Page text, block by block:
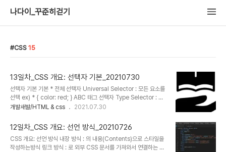
나다이_꾸준히걷기
CSS 15
13일차_CSS 개요: 선택자 기본_20210730
선택자 기본 기본 * 전체 선택자 Universal Selector : 모든 요소를
선택 ex) * { color: red; } ABC 태그 선택자 Type Selector : 태
그 이름이 ABC인 요소 선택 ex) li { color: red; } .ABC 클래스 선
택 ex) .orange { color: red; } #ABC 아이디 선택자 ID
Selector : HTML id 속성의 값이 ABC인 요소 선택 ex)
#orange { color: red; }
개발새발/HTML & css 2021.07.30
12일차_CSS 개요: 선언 방식_20210726
CSS 개요: 선언 방식 내장 방식 : 의 내용(Contents)으로 스타일을
작성하는방식 링크 방식 : 로 외부 CSS 문서를 가져와서 연결하는 방